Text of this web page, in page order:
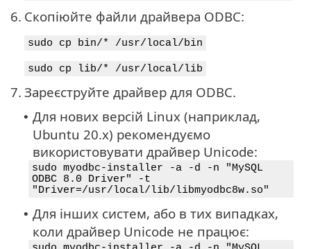
6. Скопіюйте файли драйвера ODBC:
sudo cp bin/* /usr/local/bin
sudo cp lib/* /usr/local/lib
7. Зареєструйте драйвер для ODBC.
• Для нових версій Linux (наприклад,
Ubuntu 20.x) рекомендуємо
використовувати драйвер Unicode:
sudo myodbc-installer -a -d -n "MySQL
ODBC 8.0 Driver" -t
"Driver=/usr/local/lib/libmyodbc8w.so"
• Для інших систем, або в тих випадках,
коли драйвер Unicode не працює: